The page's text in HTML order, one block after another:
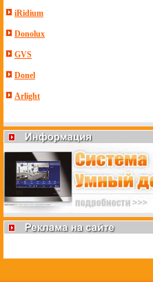
iRidium
Donolux
GVS
Donel
Arlight